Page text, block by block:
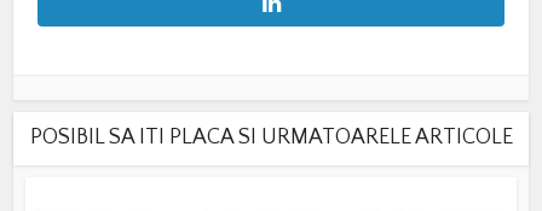
POSIBIL SA ITI PLACA SI URMATOARELE ARTICOLE